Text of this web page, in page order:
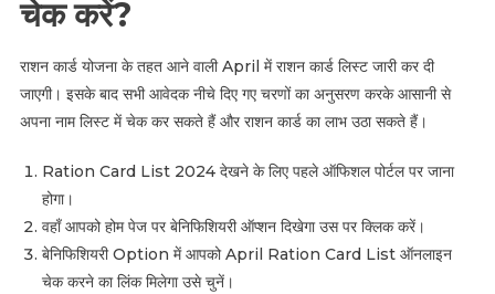
चेक करें?
राशन कार्ड योजना के तहत आने वाली April में राशन कार्ड लिस्ट जारी कर दी
जाएगी। इसके बाद सभी आवेदक नीचे दिए गए चरणों का अनुसरण करके आसानी से
अपना नाम लिस्ट में चेक कर सकते हैं और राशन कार्ड का लाभ उठा सकते हैं।
Ration Card List 2024 देखने के लिए पहले ऑफिशल पोर्टल पर जाना
होगा।
वहाँ आपको होम पेज पर बेनिफिशियरी ऑप्शन दिखेगा उस पर क्लिक करें।
बेनिफिशियरी Option में आपको April Ration Card List ऑनलाइन
चेक करने का लिंक मिलेगा उसे चुनें।